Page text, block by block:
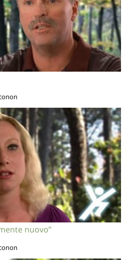
nuovo”